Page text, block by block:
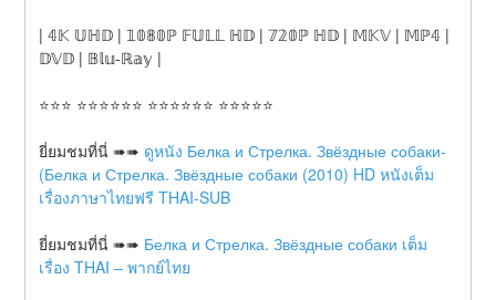
| 𝟜𝕂 𝕌ℍ𝔻 | 𝟙𝟘𝟠𝟘ℙ 𝔽𝕌𝕃𝕃 ℍ𝔻 | 𝟟𝟚𝟘ℙ ℍ𝔻 | 𝕄𝕂𝕍 | 𝕄ℙ𝟜 |
𝔻𝕍𝔻 | 𝔹𝕝𝕦-ℝ𝕒𝕪 |
⭐⭐⭐ ⭐⭐⭐⭐⭐⭐ ⭐⭐⭐⭐⭐⭐ ⭐⭐⭐⭐⭐
ยี่ยมชมที่นี่ ➠➠ ดูหนัง Белка и Стрелка. Звёздные собаки-
(Белка и Стрелка. Звёздные собаки (2010) HD หนังเต็ม
เรื่องภาษาไทยฟรี THAI-SUB
ยี่ยมชมที่นี่ ➠➠ Белка и Стрелка. Звёздные собаки เต็ม
เรื่อง THAI – พากย์ไทย